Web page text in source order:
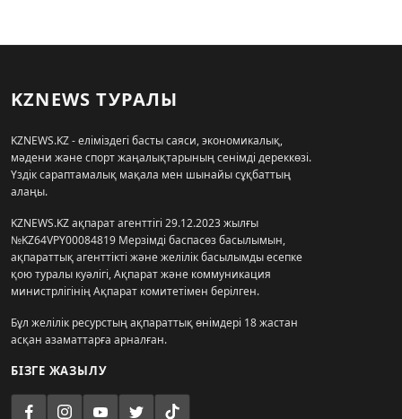
KZNEWS ТУРАЛЫ
KZNEWS.KZ - еліміздегі басты саяси, экономикалық,
мәдени және спорт жаңалықтарының сенімді дереккөзі.
Үздік сараптамалық мақала мен шынайы сұқбаттың
алаңы.
KZNEWS.KZ ақпарат агенттігі 29.12.2023 жылғы
№KZ64VPY00084819 Мерзімді баспасөз басылымын,
ақпараттық агенттікті және желілік басылымды есепке
қою туралы куәлігі, Ақпарат және коммуникация
министрлігінің Ақпарат комитетімен берілген.
Бұл желілік ресурстың ақпараттық өнімдері 18 жастан
асқан азаматтарға арналған.
БІЗГЕ ЖАЗЫЛУ